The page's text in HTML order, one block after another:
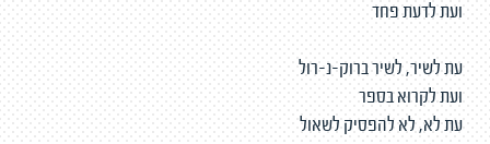
ועת לדעת פחד
עת לשיר, לשיר ברוק-נ-רול
ועת לקרוא בספר
עת לא, לא להפסיק לשאול